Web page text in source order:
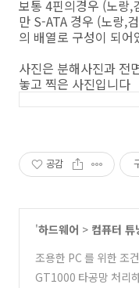
보통 4핀의경우 (노랑,
만 S-ATA 경우 (노랑,
의 배열로 구성이 되어
사진은 분해사진과 전
놓고 찍은 사진입니다
공감
'하드웨어 > 컴퓨터 튜
조용한 PC 를 위한 조
GT1000 타공망 처리